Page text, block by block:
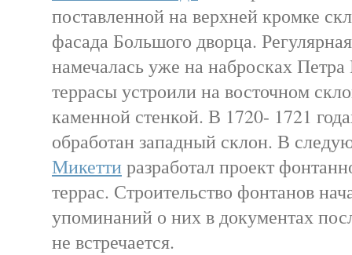
поставленной на верхней кромке
фасада Большого дворца.
намечалась уже на набросках
террасы устроили на восточном
каменной стенкой. В 1720- 1721
обработан западный склон. В
Микеттиразработал проект
террас. Строительство фонтанов
упоминаний о них в документах
не встречается.